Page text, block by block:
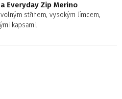
Everyday Zip Merino
střihem, vysokým límcem,
kapsami.